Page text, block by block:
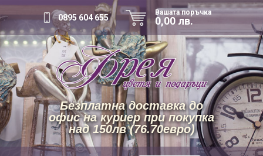
0895 604 655
Вашата поръчка
0,00 лв.
Безплатна доставка до
офис на куриер при покупка
над 150лв (76.70евро)